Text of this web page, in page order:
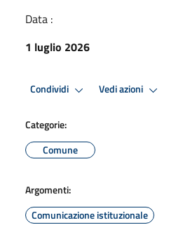
Data :
1 luglio 2026
Condividi Vedi azioni
Categorie:
Comune
Argomenti:
Comunicazione istituzionale